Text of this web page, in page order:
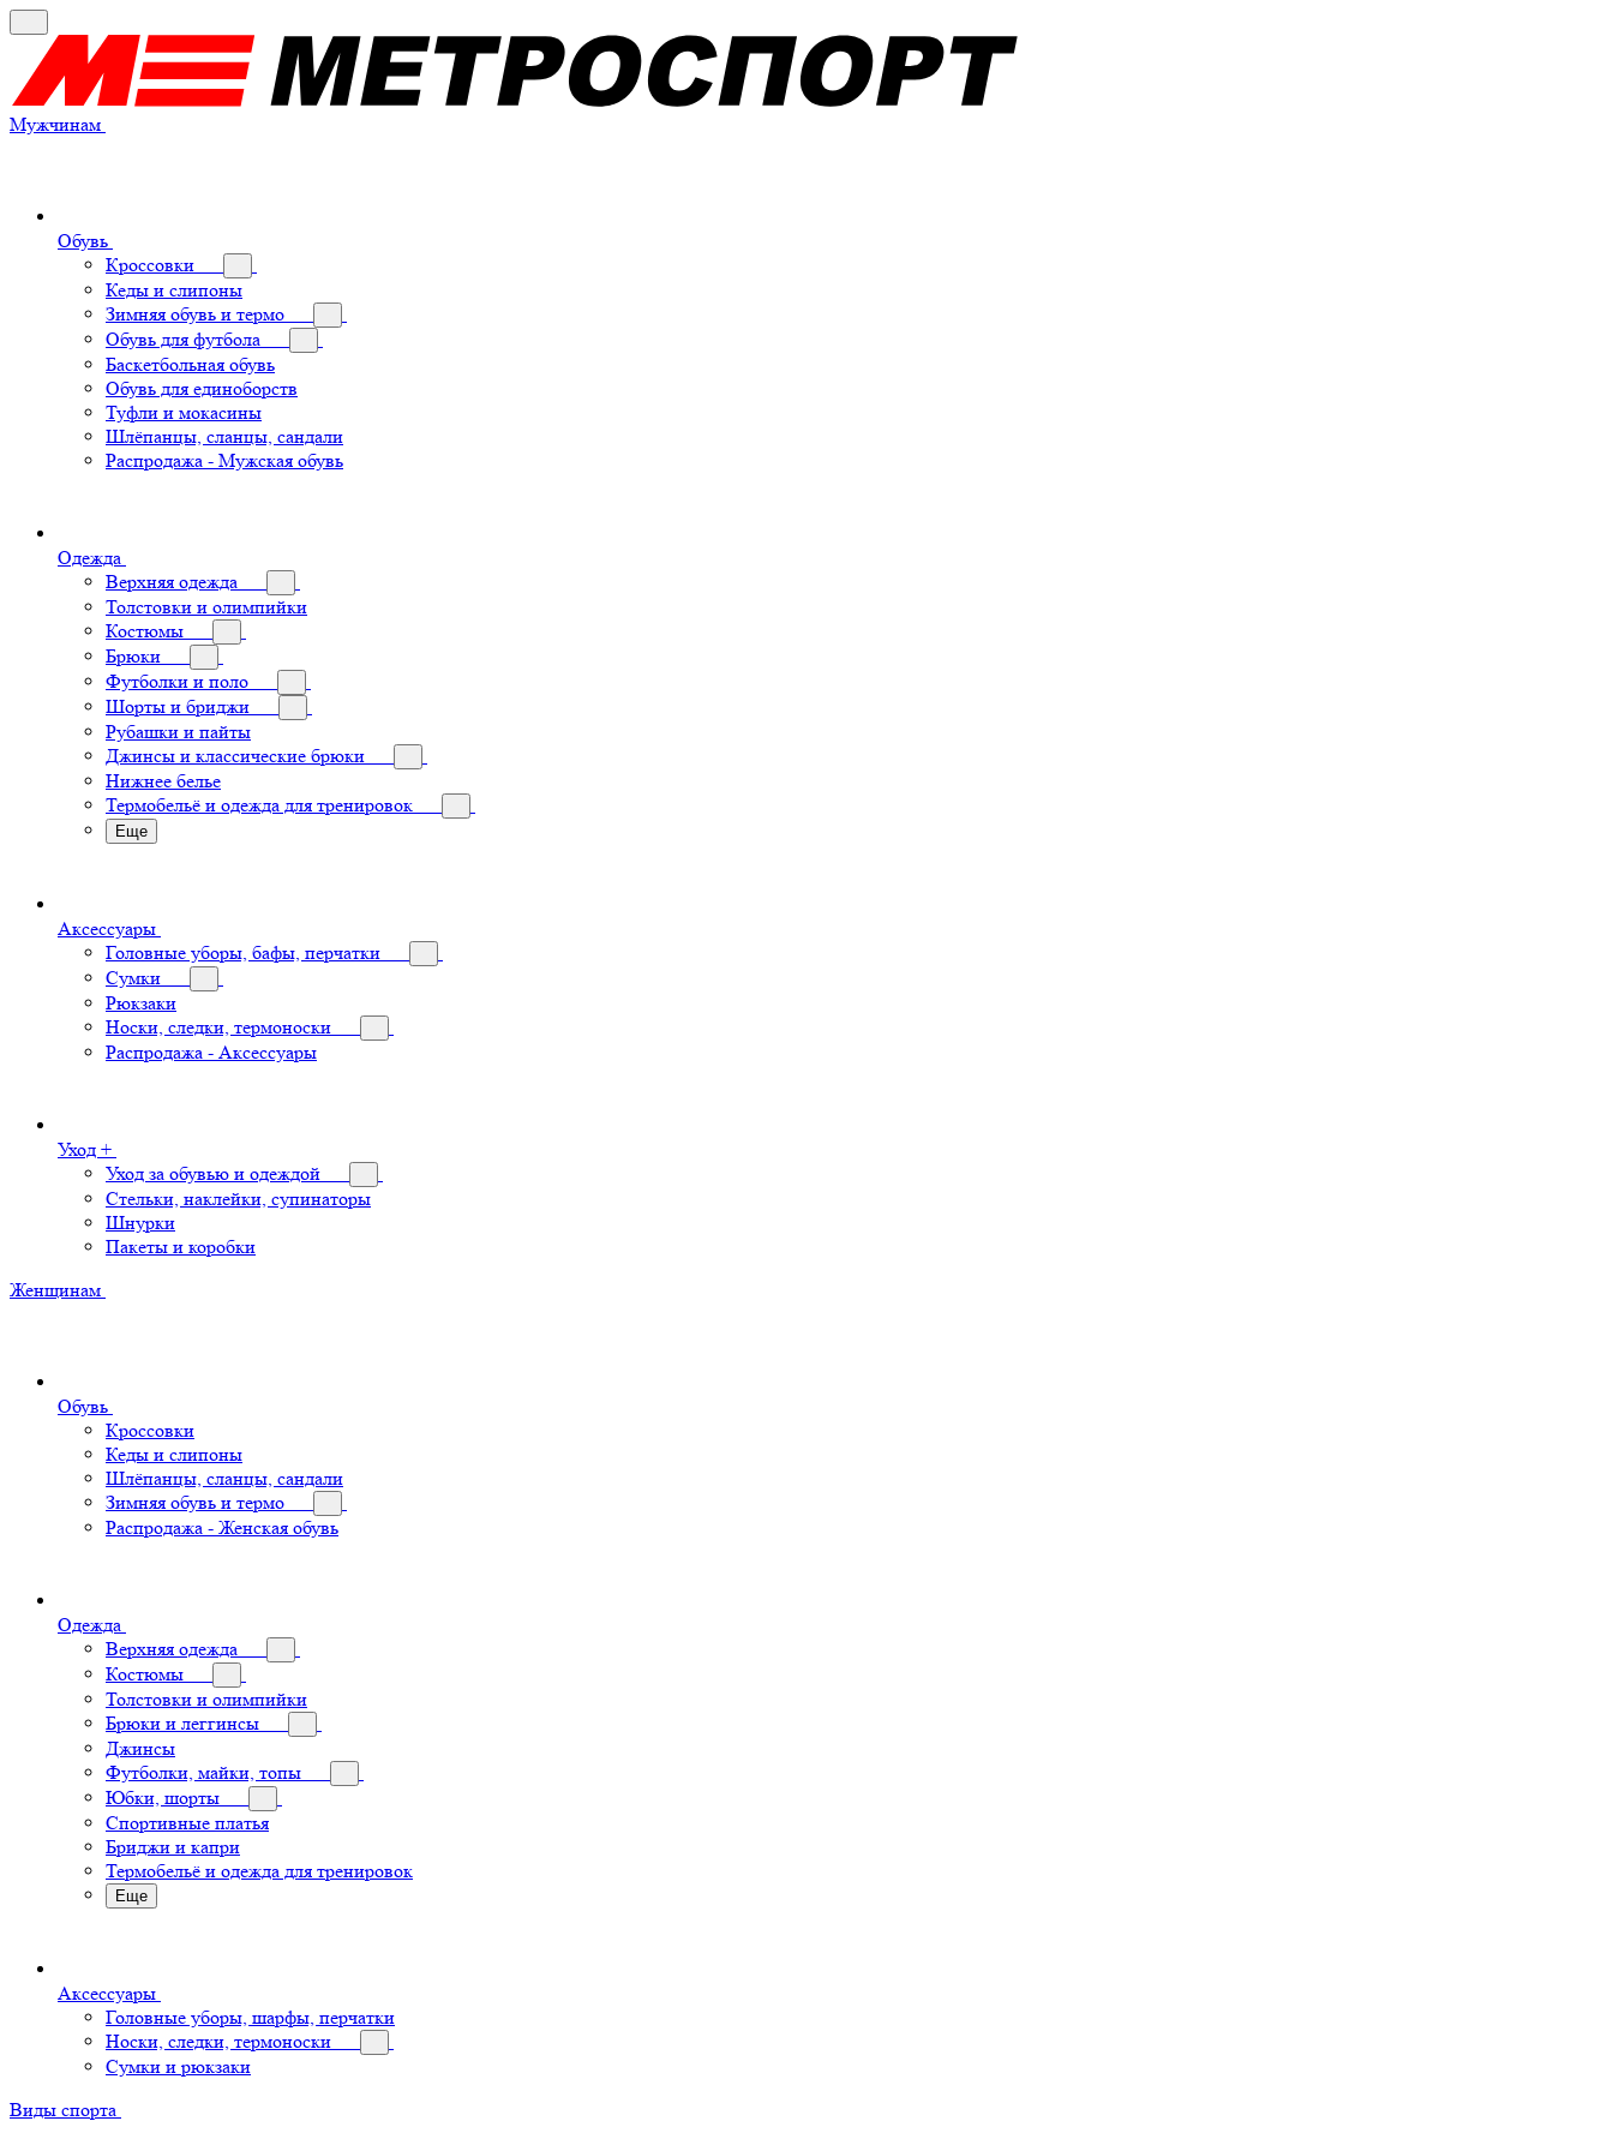
Мужчинам
Обувь
Кроссовки
Кеды и слипоны
Зимняя обувь и термо
Обувь для футбола
Баскетбольная обувь
Обувь для единоборств
Туфли и мокасины
Шлёпанцы, сланцы, сандали
Распродажа - Мужская обувь
Одежда
Верхняя одежда
Толстовки и олимпийки
Костюмы
Брюки
Футболки и поло
Шорты и бриджи
Рубашки и пайты
Джинсы и классические брюки
Нижнее белье
Термобельё и одежда для тренировок
Еще
Аксессуары
Головные уборы, бафы, перчатки
Сумки
Рюкзаки
Носки, следки, термоноски
Распродажа - Аксессуары
Уход +
Уход за обувью и одеждой
Стельки, наклейки, супинаторы
Шнурки
Пакеты и коробки
Женщинам
Обувь
Кроссовки
Кеды и слипоны
Шлёпанцы, сланцы, сандали
Зимняя обувь и термо
Распродажа - Женская обувь
Одежда
Верхняя одежда
Костюмы
Толстовки и олимпийки
Брюки и леггинсы
Джинсы
Футболки, майки, топы
Юбки, шорты
Спортивные платья
Бриджи и капри
Термобельё и одежда для тренировок
Еще
Аксессуары
Головные уборы, шарфы, перчатки
Носки, следки, термоноски
Сумки и рюкзаки
Виды спорта